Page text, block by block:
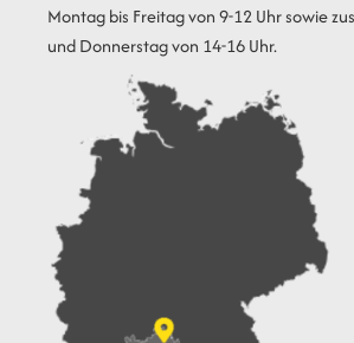
Montag bis Freitag von 9-12 Uhr sowie
und Donnerstag von 14-16 Uhr.